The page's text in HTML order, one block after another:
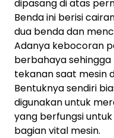
dipasang di atas
Benda ini berisi
dua benda dan
Adanya kebocoran
berbahaya
tekanan saat mesin
Bentuknya sendiri
digunakan untuk
yang berfungsi
bagian vital mesin.